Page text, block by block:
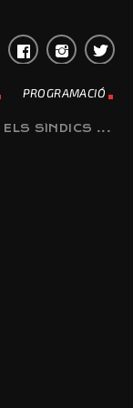
PROGRAMACIÓ
ELS SÍNDICS ...